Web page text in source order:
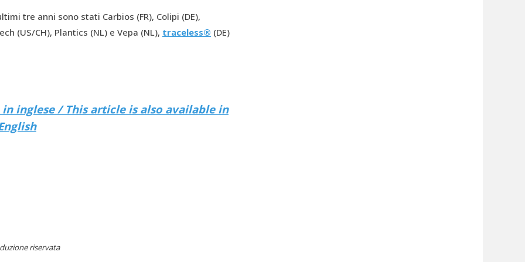
tre anni sono stati Carbios (FR), Colipi (DE),
(US/CH), Plantics (NL) e Vepa (NL), traceless® (DE)
inglese / This article is also available in
riservata